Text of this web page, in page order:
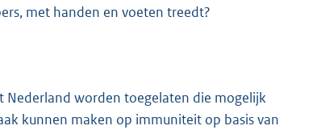
met handen en voeten treedt?
worden toegelaten die mogelijk
kunnen maken op immuniteit op basis van